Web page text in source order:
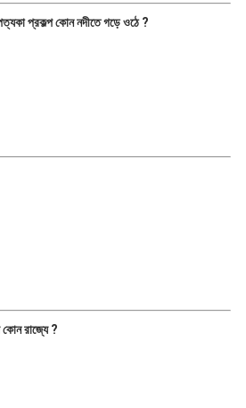
প্রকল্প কোন নদীতে গড়ে ওঠে ?
কোন রাজ্যে ?